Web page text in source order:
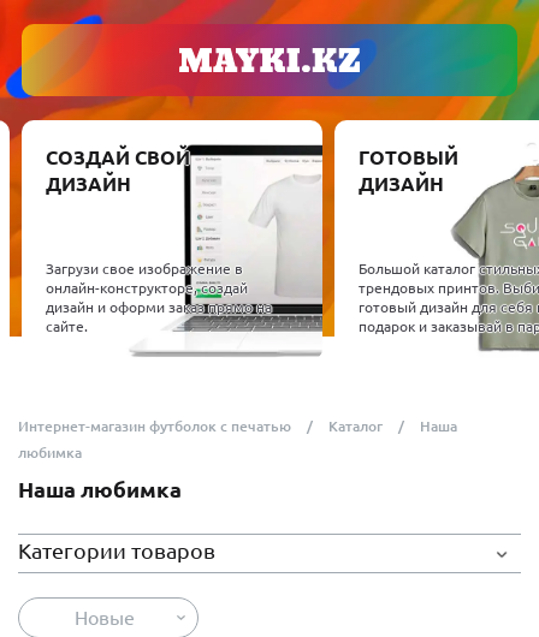
СОЗДАЙ СВОЙ
ДИЗАЙН
Загрузи свое изображение в
онлайн-конструкторе, создай
дизайн и оформи заказ прямо на
сайте.
ГОТОВЫЙ
ДИЗАЙН
Большой каталог
трендовых принтов.
готовый дизайн для себя
подарок и заказывай в
Интернет-магазин футболок с печатью Каталог
Наша
любимка
Наша любимка
Категории товаров
Новые